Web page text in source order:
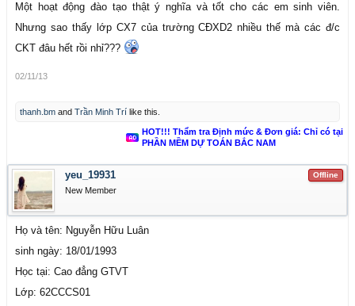
Một hoạt động đào tạo thật ý nghĩa và tốt cho các em sinh viên.
Nhưng sao thấy lớp CX7 của trường CĐXD2 nhiều thế mà các đ/c
CKT đâu hết rồi nhỉ???
02/11/13
thanh.bm and Trần Minh Trí like this.
HOT!!! Thẩm tra Định mức & Đơn giá: Chỉ có tại
PHẦN MỀM DỰ TOÁN BẮC NAM
Offline
yeu_19931
New Member
Họ và tên: Nguyễn Hữu Luân
sinh ngày: 18/01/1993
Học tại: Cao đẳng GTVT
Lớp: 62CCCS01